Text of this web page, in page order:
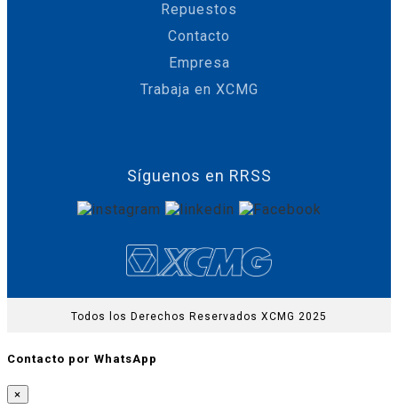
Repuestos
Contacto
Empresa
Trabaja en XCMG
Síguenos en RRSS
Todos los Derechos Reservados XCMG 2025
Contacto por WhatsApp
×